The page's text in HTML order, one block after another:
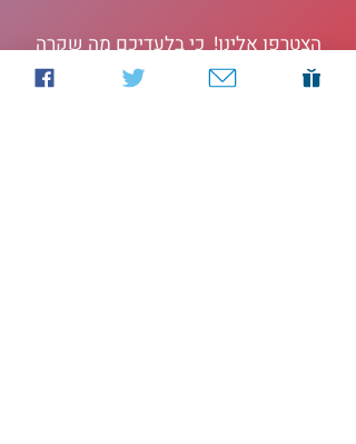
הצטרפו אלינו! כי בלעדיכם מה שקרה
יקרה שוב